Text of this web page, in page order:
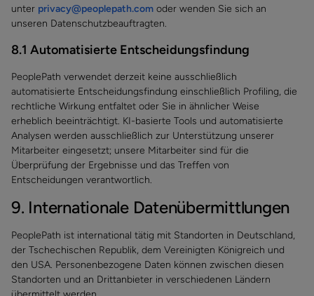
unter privacy@peoplepath.com oder wenden Sie sich an
unseren Datenschutzbeauftragten.
8.1 Automatisierte Entscheidungsfindung
PeoplePath verwendet derzeit keine ausschließlich
automatisierte Entscheidungsfindung einschließlich Profiling, die
rechtliche Wirkung entfaltet oder Sie in ähnlicher Weise
erheblich beeinträchtigt. KI-basierte Tools und automatisierte
Analysen werden ausschließlich zur Unterstützung unserer
Mitarbeiter eingesetzt; unsere Mitarbeiter sind für die
Überprüfung der Ergebnisse und das Treffen von
Entscheidungen verantwortlich.
9. Internationale Datenübermittlungen
PeoplePath ist international tätig mit Standorten in Deutschland,
der Tschechischen Republik, dem Vereinigten Königreich und
den USA. Personenbezogene Daten können zwischen diesen
Standorten und an Drittanbieter in verschiedenen Ländern